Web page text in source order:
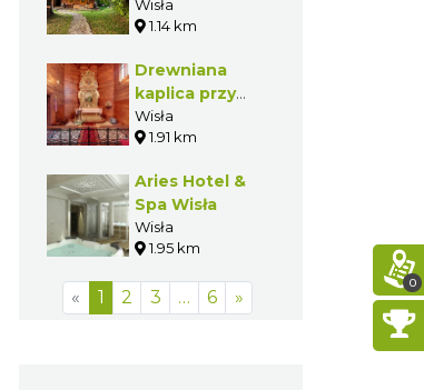
Wisła
1.14 km
Drewniana
kaplica przy
Zameczku
Prezydenta RP
Groniu w Wiśle
Wisła
1.91 km
Aries Hotel &
Spa Wisła
Wisła
1.95 km
« 1 2 3 … 6 »
0